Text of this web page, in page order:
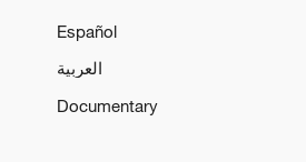
Español
العربية
Documentary